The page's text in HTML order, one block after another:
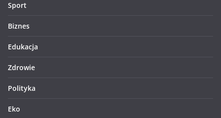
Sport
Biznes
Edukacja
Zdrowie
Polityka
Eko